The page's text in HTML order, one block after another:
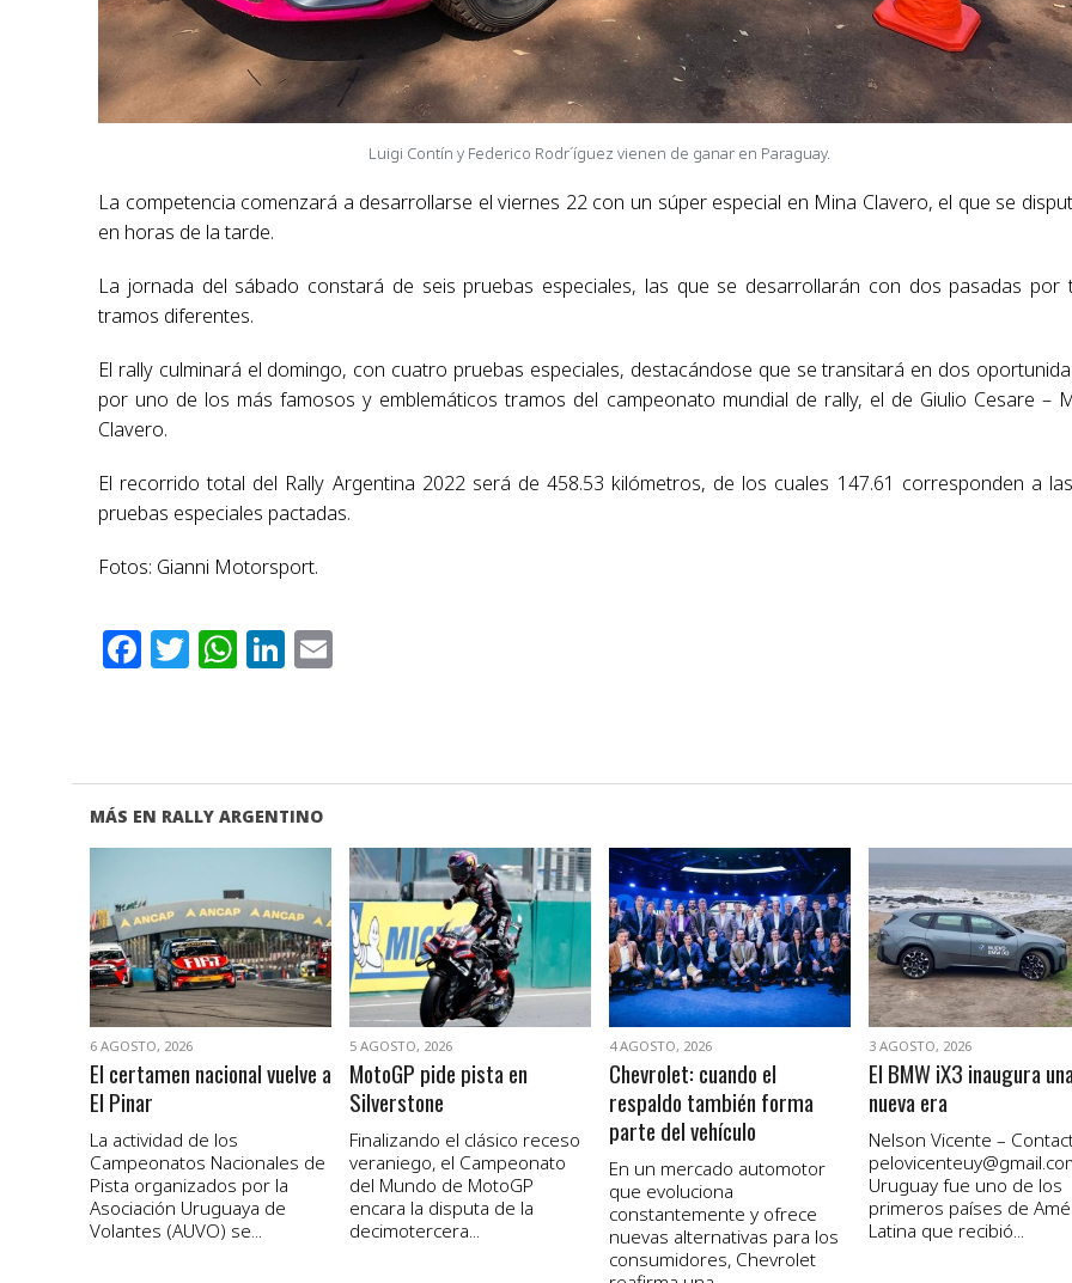
Luigi Contín y Federico Rodr´íguez vienen de ganar en Paraguay.
La competencia comenzará a desarrollarse el viernes 22 con un súper especial en Mina Clavero, el que se
en horas de la tarde.
La jornada del sábado constará de seis pruebas especiales, las que se desarrollarán con dos pasadas por
tramos diferentes.
El rally culminará el domingo, con cuatro pruebas especiales, destacándose que se transitará en dos
por uno de los más famosos y emblemáticos tramos del campeonato mundial de rally, el de Giulio Cesare –
Clavero.
El recorrido total del Rally Argentina 2022 será de 458.53 kilómetros, de los cuales 147.61 corresponden a
pruebas especiales pactadas.
Fotos: Gianni Motorsport.
Facebook
Twitter
WhatsApp
LinkedIn
MÁS EN RALLY ARGENTINO
VER NOTA
6 AGOSTO, 2026
El certamen nacional vuelve a
El Pinar
La actividad de los
Campeonatos Nacionales de
Pista organizados por la
Asociación Uruguaya de
Volantes (AUVO) se...
VER NOTA
5 AGOSTO, 2026
MotoGP pide pista en
Silverstone
Finalizando el clásico receso
veraniego, el Campeonato
del Mundo de MotoGP
encara la disputa de la
decimotercera...
VER NOTA
4 AGOSTO, 2026
Chevrolet: cuando el
respaldo también forma
parte del vehículo
En un mercado automotor
que evoluciona
constantemente y ofrece
nuevas alternativas para los
consumidores, Chevrolet
VER NOTA
3 AGOSTO, 2026
El BMW iX3 inaugura
nueva era
Nelson Vicente –
Uruguay fue uno de los
primeros países de
Latina que recibió...